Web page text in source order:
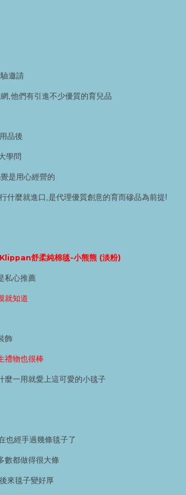
邀請
,他們有引進不少優質的育兒品
品後
學問
是用心經營的
什麼就進口,是代理優質創意的育而磣品為前提!
舒柔純棉毯-小熊熊 (淡粉)
私心推薦
就知道
飾
禮物也很棒
麼一用就愛上這可愛的小毯子
也經手過幾條毯子了
數都做得很大條
來毯子變好厚